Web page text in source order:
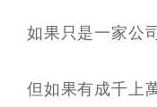
如果只是一家公
但如果有成千上